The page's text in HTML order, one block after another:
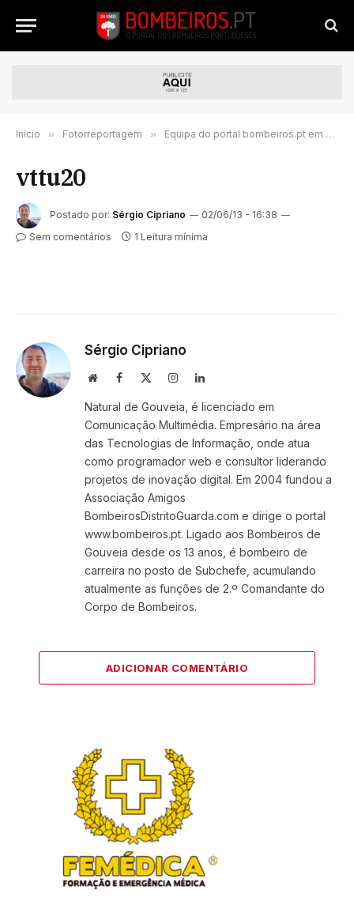
Início » Fotorreportagem » Equipa do portal bombeiros.pt em Albergaria a Velha
vttu20
Postado por: Sérgio Cipriano
02/06/13 - 16:38
Sem comentários
1 Leitura mínima
Sérgio Cipriano
WebsiteFacebook InstagramLinkedIn
Natural de Gouveia, é licenciado em
Comunicação Multimédia. Empresário na área
das Tecnologias de Informação, onde atua
como programador web e consultor liderando
projetos de inovação digital. Em 2004 fundou a
Associação Amigos
BombeirosDistritoGuarda.com e dirige o portal
www.bombeiros.pt. Ligado aos Bombeiros de
Gouveia desde os 13 anos, é bombeiro de
carreira no posto de Subchefe, acumulando
atualmente as funções de 2.º Comandante do
Corpo de Bombeiros.
ADICIONAR COMENTÁRIO